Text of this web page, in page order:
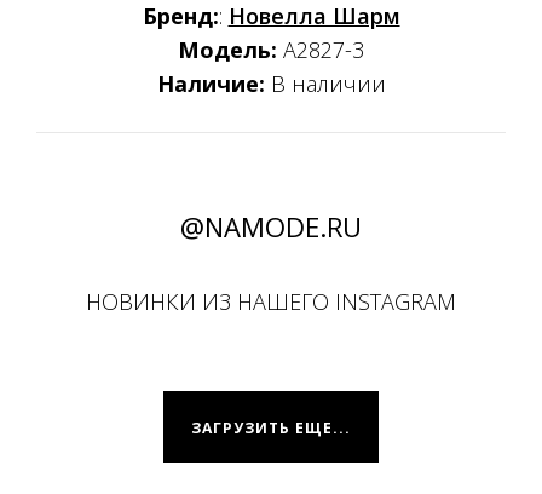
Бренд:: Новелла Шарм
Модель: А2827-3
Наличие: В наличии
@NAMODE.RU
НОВИНКИ ИЗ НАШЕГО INSTAGRAM
ЗАГРУЗИТЬ ЕЩЕ...